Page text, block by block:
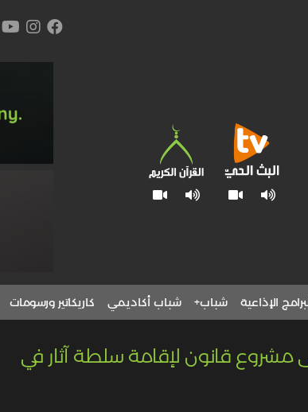
الإذاعية شباب+ شباب أكاديمي كاريكاتير ورسومات
مشروع قانون لإقامة سلطة آثار في